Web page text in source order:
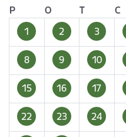
P O T C
1
2 3
8 9 10
15 16 17
22 23 24